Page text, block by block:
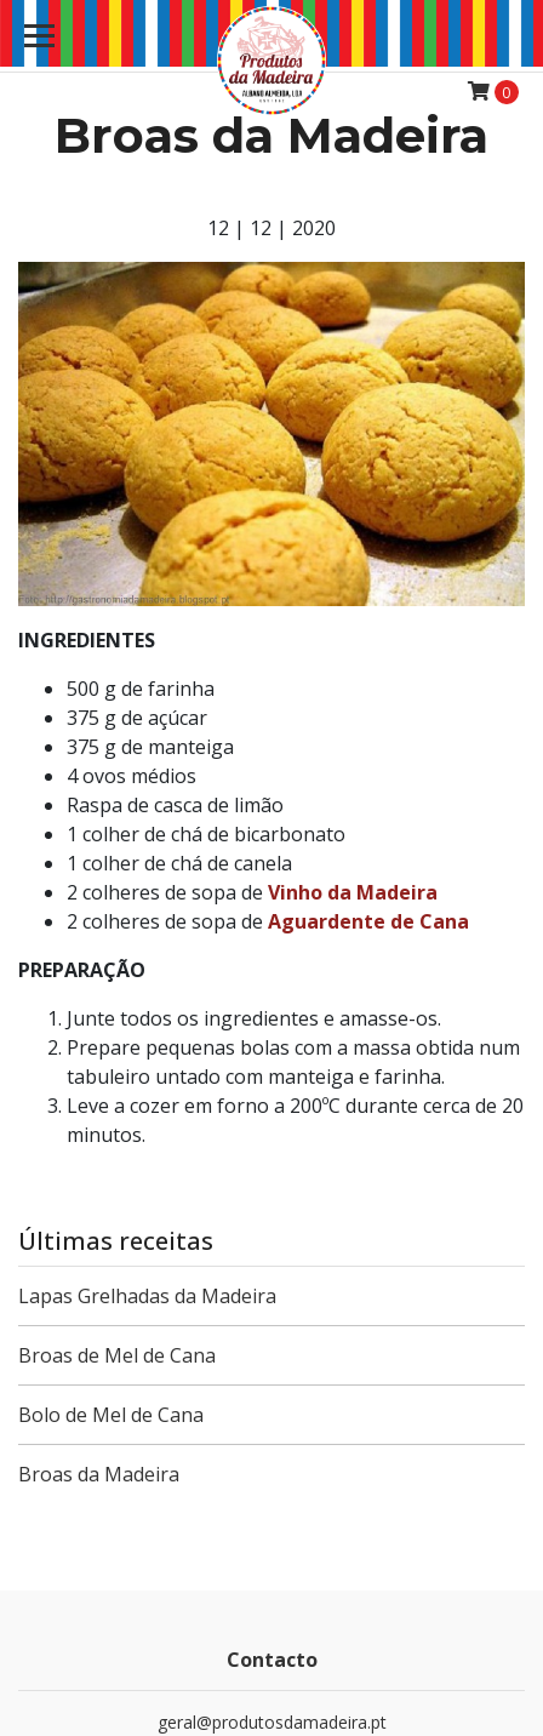
0
Broas da Madeira
12 | 12 | 2020
INGREDIENTES
500 g de farinha
375 g de açúcar
375 g de manteiga
4 ovos médios
Raspa de casca de limão
1 colher de chá de bicarbonato
1 colher de chá de canela
2 colheres de sopa de Vinho da Madeira
2 colheres de sopa de Aguardente de Cana
PREPARAÇÃO
Junte todos os ingredientes e amasse-os.
Prepare pequenas bolas com a massa obtida num
tabuleiro untado com manteiga e farinha.
Leve a cozer em forno a 200ºC durante cerca de 20
minutos.
Últimas receitas
Lapas Grelhadas da Madeira
Broas de Mel de Cana
Bolo de Mel de Cana
Broas da Madeira
Contacto
geral@produtosdamadeira.pt